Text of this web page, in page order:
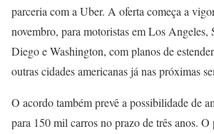
parceria com a Uber. A oferta começa a
novembro, para motoristas em Los Angeles,
Diego e Washington, com planos de
outras cidades americanas já nas próximas
O acordo também prevê a possibilidade de
para 150 mil carros no prazo de três anos. O